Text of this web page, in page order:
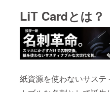
LiT Cardとは？
紙資源を使わないサステ